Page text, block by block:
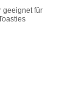
geeignet für